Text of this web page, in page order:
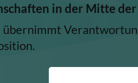
in der Mitte